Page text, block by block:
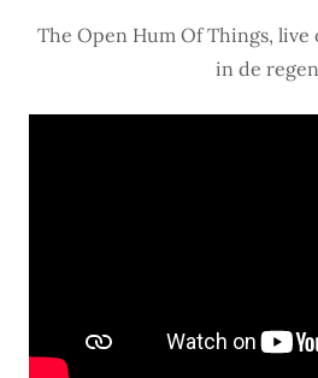
The Open Hum Of Things, live
in de